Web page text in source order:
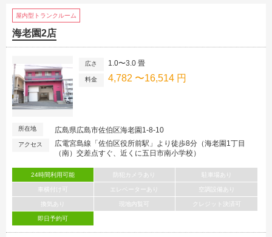
屋内型トランクルーム
海老園2店
広さ 1.0〜3.0 畳
料金 4,782 〜16,514 円
所在地 広島県広島市佐伯区海老園1-8-10
アクセス
広電宮島線「佐伯区役所前駅」より徒歩8分（海老園1丁目
（南）交差点すぐ、近くに五日市南小学校）
24時間利用可能 防犯カメラあり 駐車場あり
車横付け可 エレベーターあり 空調設備あり
換気あり 現地内覧可 クレジット決済可
即日予約可